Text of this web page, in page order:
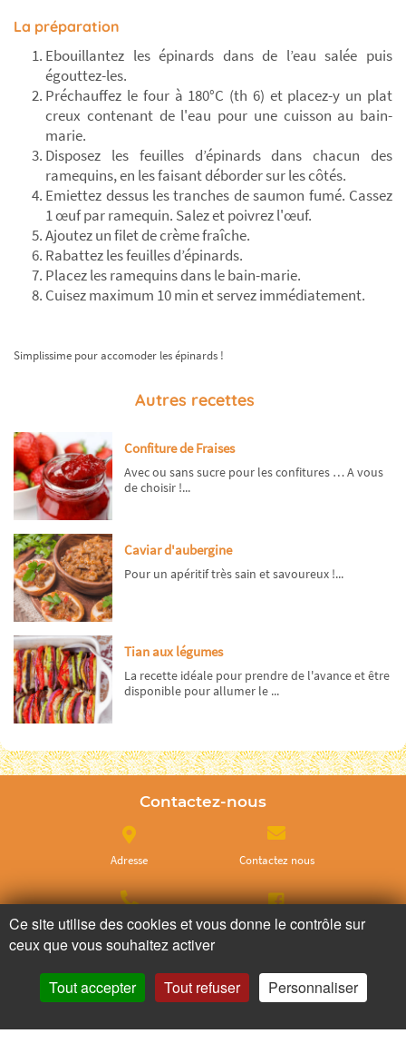
La préparation
Ebouillantez les épinards dans de l’eau salée puis
égouttez-les.
Préchauffez le four à 180°C (th 6) et placez-y un plat
creux contenant de l'eau pour une cuisson au bain-
marie.
Disposez les feuilles d’épinards dans chacun des
ramequins, en les faisant déborder sur les côtés.
Emiettez dessus les tranches de saumon fumé. Cassez
1 œuf par ramequin. Salez et poivrez l'œuf.
Ajoutez un filet de crème fraîche.
Rabattez les feuilles d’épinards.
Placez les ramequins dans le bain-marie.
Cuisez maximum 10 min et servez immédiatement.
Simplissime pour accomoder les épinards !
Autres recettes
Confiture de Fraises
Avec ou sans sucre pour les confitures … A vous
de choisir !...
Caviar d'aubergine
Pour un apéritif très sain et savoureux !...
Tian aux légumes
La recette idéale pour prendre de l'avance et être
disponible pour allumer le ...
Contactez-nous
Adresse Contactez nous
Appelez nous Facebook
Instagram
Ce site utilise des cookies et vous donne le contrôle sur
ceux que vous souhaitez activer
Tout accepter Tout refuser Personnaliser